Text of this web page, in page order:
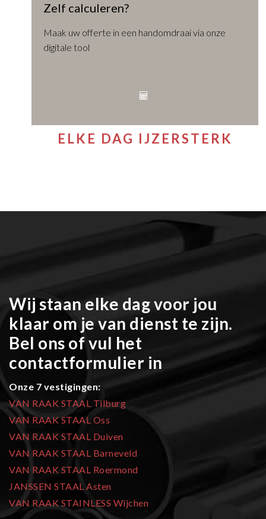
Zelf calculeren?
Maak uw offerte in een handomdraai via onze
digitale tool
ELKE DAG IJZERSTERK
Wij staan elke dag voor jou
klaar om je van dienst te zijn.
Bel ons of vul het
contactformulier in
Onze 7 vestigingen:
VAN RAAK STAAL Tilburg
VAN RAAK STAAL Oss
VAN RAAK STAAL Duiven
VAN RAAK STAAL Barneveld
VAN RAAK STAAL Roermond
JANSSEN STAAL Asten
VAN RAAK STAINLESS Wijchen